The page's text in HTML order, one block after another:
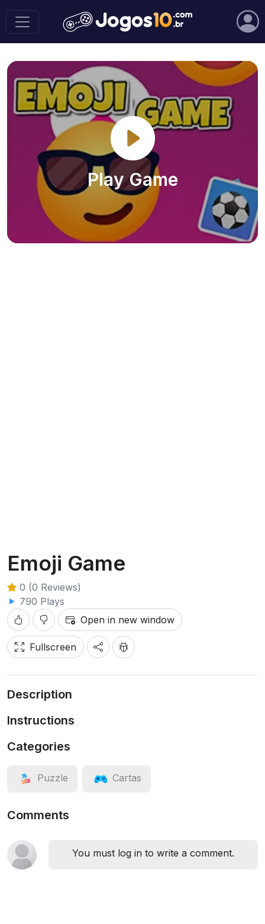
Play Game
Emoji Game
0 (0 Reviews)
790 Plays
Open in new window
Fullscreen
Description
Instructions
Categories
Puzzle Cartas
Comments
You must log in to write a comment.